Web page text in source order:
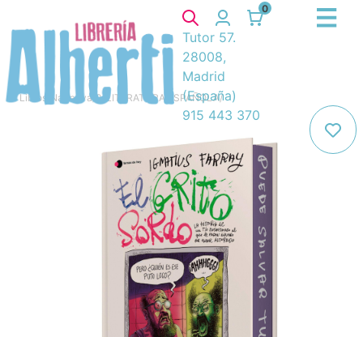
0
Tutor 57.
28008,
Madrid
(España)
915 443 370
Libros Narrativa/ 8. LITERATURA ESPAÑOLA/